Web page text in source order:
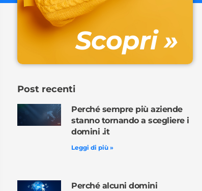
Scopri »
Post recenti
Perché sempre più aziende
stanno tornando a scegliere i
domini .it
Leggi di più »
Perché alcuni domini